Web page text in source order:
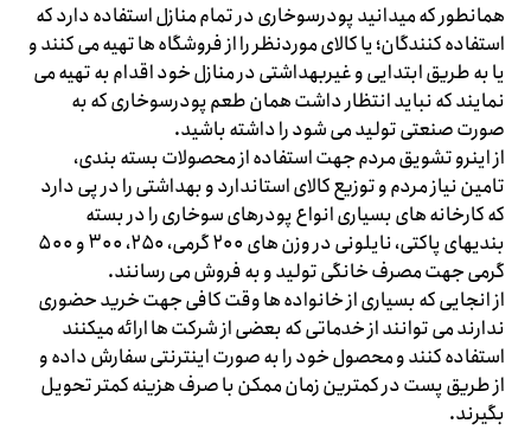
همانطور که میدانید پودرسوخاری در تمام منازل استفاده دارد که
استفاده کنندگان؛ یا کالای موردنظر را از فروشگاه ها تهیه می کنند و
یا به طریق ابتدایی و غیربهداشتی در منازل خود اقدام به تهیه می
نمایند که نباید انتظار داشت همان طعم پودرسوخاری که به
صورت صنعتی تولید می شود را داشته باشید.
از اینرو تشویق مردم جهت استفاده از محصولات بسته بندی،
تامین نیاز مردم و توزیع کالای استاندارد و بهداشتی را در پی دارد
که کارخانه های بسیاری انواع پودرهای سوخاری را در بسته
بندیهای پاکتی، نایلونی در وزن های ۲۰۰ گرمی، ۲۵۰، ۳۰۰ و ۵۰۰
گرمی جهت مصرف خانگی تولید و به فروش می رسانند.
از انجایی که بسیاری از خانواده ها وقت کافی جهت خرید حضوری
ندارند می توانند از خدماتی که بعضی از شرکت ها ارائه میکنند
استفاده کنند و محصول خود را به صورت اینترنتی سفارش داده و
از طریق پست در کمترین زمان ممکن با صرف هزینه کمتر تحویل
بگیرند.